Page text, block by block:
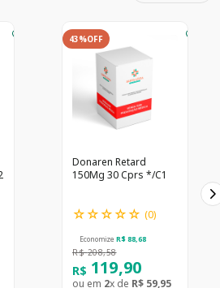
43%OFF
Donaren Retard
150Mg 30 Cprs */C1
☆☆☆☆☆ (0)
Economize R$ 88,68
R$ 208,58
R$ 119,90
ou em 2x de R$ 59,95